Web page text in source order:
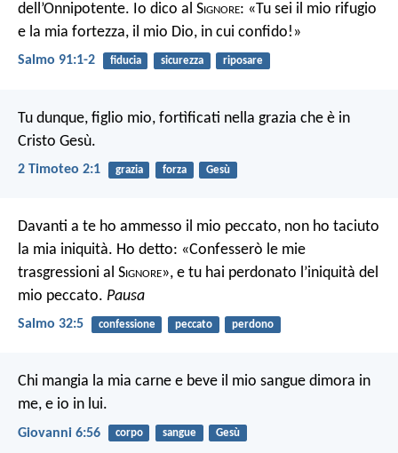
dell’Onnipotente. Io dico al Signore: «Tu sei il mio rifugio
e la mia fortezza, il mio Dio, in cui confido!»
Salmo 91:1-2 fiducia sicurezza riposare
Tu dunque, figlio mio, fortìficati nella grazia che è in
Cristo Gesù.
2 Timoteo 2:1 grazia forza Gesù
Davanti a te ho ammesso il mio peccato, non ho taciuto
la mia iniquità. Ho detto: «Confesserò le mie
trasgressioni al Signore», e tu hai perdonato l’iniquità del
mio peccato. Pausa
Salmo 32:5 confessione peccato perdono
Chi mangia la mia carne e beve il mio sangue dimora in
me, e io in lui.
Giovanni 6:56 corpo sangue Gesù